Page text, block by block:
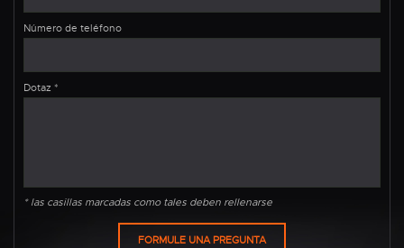
Número de teléfono
Dotaz *
* las casillas marcadas como tales deben rellenarse